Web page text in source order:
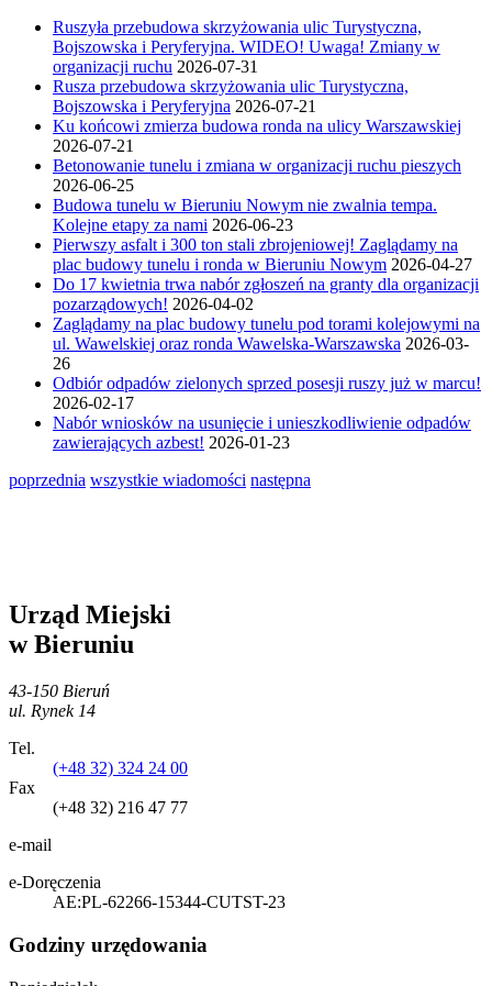
Ruszyła przebudowa skrzyżowania ulic Turystyczna,
Bojszowska i Peryferyjna. WIDEO! Uwaga! Zmiany w
organizacji ruchu 2026-07-31
Rusza przebudowa skrzyżowania ulic Turystyczna,
Bojszowska i Peryferyjna 2026-07-21
Ku końcowi zmierza budowa ronda na ulicy Warszawskiej
2026-07-21
Betonowanie tunelu i zmiana w organizacji ruchu pieszych
2026-06-25
Budowa tunelu w Bieruniu Nowym nie zwalnia tempa.
Kolejne etapy za nami 2026-06-23
Pierwszy asfalt i 300 ton stali zbrojeniowej! Zaglądamy na
plac budowy tunelu i ronda w Bieruniu Nowym 2026-04-27
Do 17 kwietnia trwa nabór zgłoszeń na granty dla organizacji
pozarządowych! 2026-04-02
Zaglądamy na plac budowy tunelu pod torami kolejowymi na
ul. Wawelskiej oraz ronda Wawelska-Warszawska 2026-03-
26
Odbiór odpadów zielonych sprzed posesji ruszy już w marcu!
2026-02-17
Nabór wniosków na usunięcie i unieszkodliwienie odpadów
zawierających azbest! 2026-01-23
poprzednia wszystkie wiadomości następna
Urząd Miejski
w Bieruniu
43-150 Bieruń
ul. Rynek 14
Tel.
(+48 32) 324 24 00
Fax
(+48 32) 216 47 77
e-mail
e-Doręczenia
AE:PL-62266-15344-CUTST-23
Godziny urzędowania